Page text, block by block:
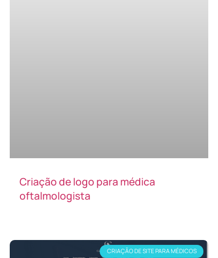
Criação de logo para médica
oftalmologista
CRIAÇÃO DE SITE PARA MÉDICOS